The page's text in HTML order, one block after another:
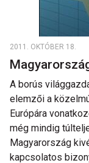
2011. OKTÓBER 18.
A borús
elemzői a
Európára
még mindig
Magyarország
kapcsolatos